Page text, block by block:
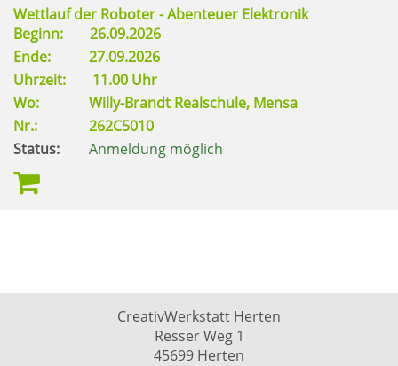
Wettlauf der Roboter - Abenteuer Elektronik
Beginn:
26.09.2026
Ende:
27.09.2026
Uhrzeit:
11.00 Uhr
Wo:
Willy-Brandt Realschule, Mensa
Nr.:
262C5010
Status:
Anmeldung möglich
CreativWerkstatt Herten
Resser Weg 1
45699 Herten